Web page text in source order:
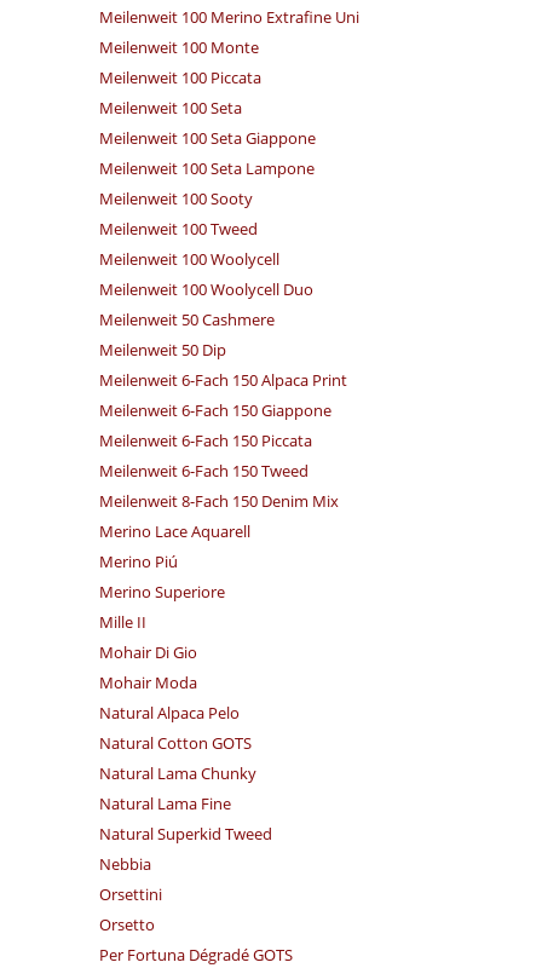
Meilenweit 100 Merino Extrafine Uni
Meilenweit 100 Monte
Meilenweit 100 Piccata
Meilenweit 100 Seta
Meilenweit 100 Seta Giappone
Meilenweit 100 Seta Lampone
Meilenweit 100 Sooty
Meilenweit 100 Tweed
Meilenweit 100 Woolycell
Meilenweit 100 Woolycell Duo
Meilenweit 50 Cashmere
Meilenweit 50 Dip
Meilenweit 6-Fach 150 Alpaca Print
Meilenweit 6-Fach 150 Giappone
Meilenweit 6-Fach 150 Piccata
Meilenweit 6-Fach 150 Tweed
Meilenweit 8-Fach 150 Denim Mix
Merino Lace Aquarell
Merino Piú
Merino Superiore
Mille II
Mohair Di Gio
Mohair Moda
Natural Alpaca Pelo
Natural Cotton GOTS
Natural Lama Chunky
Natural Lama Fine
Natural Superkid Tweed
Nebbia
Orsettini
Orsetto
Per Fortuna Dégradé GOTS